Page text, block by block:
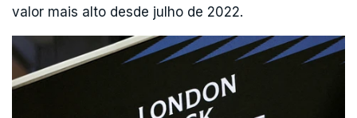
valor mais alto desde julho de 2022.